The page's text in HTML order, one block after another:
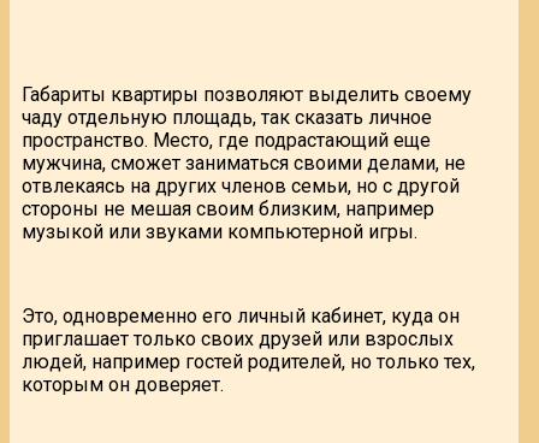
Габариты квартиры позволяют выделить своему
чаду отдельную площадь, так сказать личное
пространство. Место, где подрастающий еще
мужчина, сможет заниматься своими делами, не
отвлекаясь на других членов семьи, но с другой
стороны не мешая своим близким, например
музыкой или звуками компьютерной игры.
Это, одновременно его личный кабинет, куда он
приглашает только своих друзей или взрослых
людей, например гостей родителей, но только тех,
которым он доверяет.